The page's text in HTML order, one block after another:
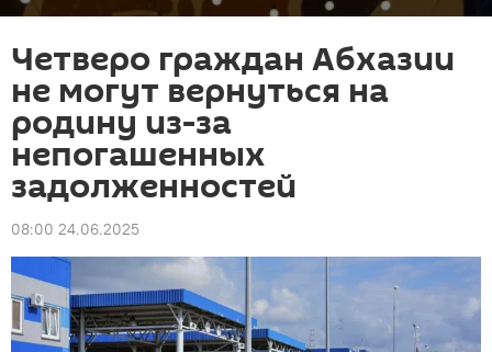
Четверо граждан Абхазии
не могут вернуться на
родину из-за
непогашенных
задолженностей
08:00 24.06.2025